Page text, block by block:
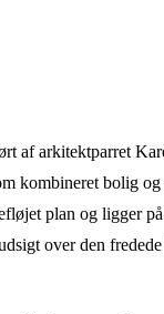
af arkitektparret
kombineret bolig og
plan og ligger
over den